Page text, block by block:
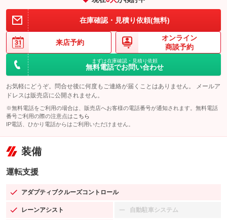
在庫確認・見積り依頼(無料)
来店予約
オンライン
商談予約
まずは在庫確認・見積り依頼
無料電話でお問い合わせ
お気軽にどうぞ。問合せ後に何度もご連絡が届くことはありません。 メールア
ドレスは販売店に公開されません。
※無料電話をご利用の場合は、販売店へお客様の電話番号が通知されます。無料電話
番号ご利用の際の注意点は こちら
IP電話、ひかり電話からはご利用いただけません。
装備
運転支援
アダプティブクルーズコントロール
：装備あり
レーンアシスト
：装備あり 自動駐車システム
：装備なし